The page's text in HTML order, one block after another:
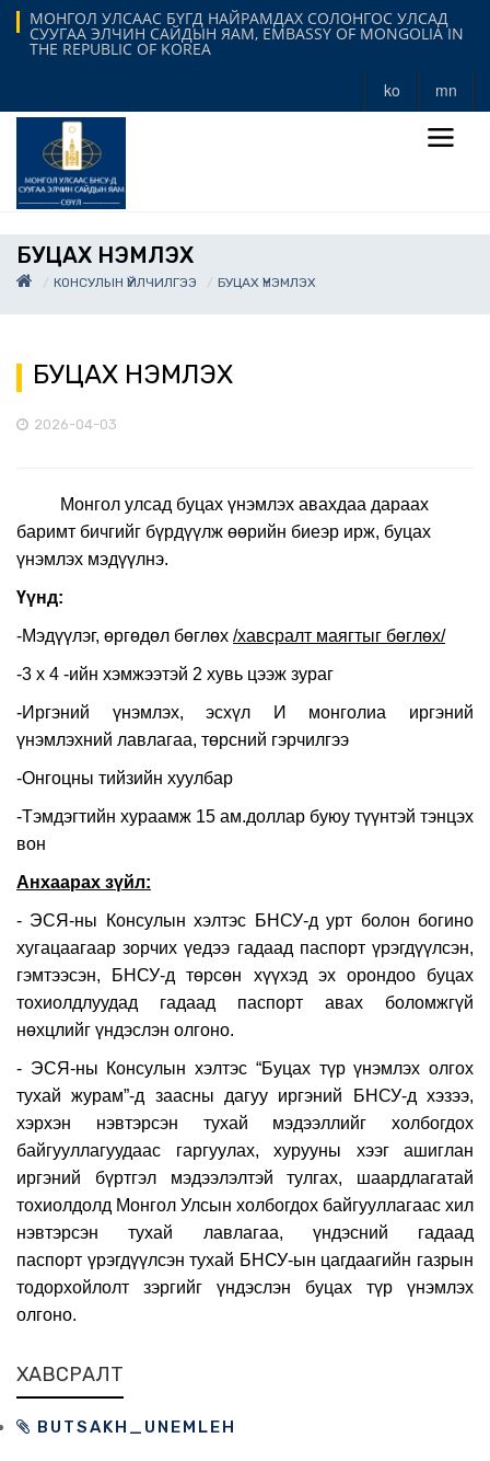
МОНГОЛ УЛСААС БҮГД НАЙРАМДАХ СОЛОНГОС УЛСАД
СУУГАА ЭЛЧИН САЙДЫН ЯАМ, EMBASSY OF MONGOLIA IN
THE REPUBLIC OF KOREA
ko mn
БУЦАХ ҮНЭМЛЭХ
КОНСУЛЫН ҮЙЛЧИЛГЭЭ БУЦАХ ҮНЭМЛЭХ
БУЦАХ ҮНЭМЛЭХ
2026-04-03
Монгол улсад буцах үнэмлэх авахдаа дараах
баримт бичгийг бүрдүүлж өөрийн биеэр ирж, буцах
үнэмлэх мэдүүлнэ.
Үүнд:
-Мэдүүлэг, өргөдөл бөглөх /хавсралт маягтыг бөглөх/
-3 х 4 -ийн хэмжээтэй 2 хувь цээж зураг
-Иргэний үнэмлэх, эсхүл И монголиа иргэний
үнэмлэхний лавлагаа, төрсний гэрчилгээ
-Онгоцны тийзийн хуулбар
-Тэмдэгтийн хураамж 15 ам.доллар буюу түүнтэй тэнцэх
вон
Анхаарах зүйл:
- ЭСЯ-ны Консулын хэлтэс БНСУ-д урт болон богино
хугацаагаар зорчих үедээ гадаад паспорт үрэгдүүлсэн,
гэмтээсэн, БНСУ-д төрсөн хүүхэд эх орондоо буцах
тохиолдлуудад гадаад паспорт авах боломжгүй
нөхцлийг үндэслэн олгоно.
- ЭСЯ-ны Консулын хэлтэс “Буцах түрүнэмлэх олгох
тухай
журам”-д заасны дагуу иргэний БНСУ-д хэзээ,
хэрхэн
нэвтэрсэн тухай мэдээллийг
холбогдох
байгууллагуудаас
гаргуулах, хурууны хээг
ашиглан
иргэний
бүртгэл мэдээлэлтэй тулгах, шаардлагатай
тохиолдолд Монгол Улсын холбогдох байгууллагаас хил
нэвтэрсэн
тухай лавлагаа, үндэсний
гадаад
паспорт үрэгдүүлсэн тухай БНСУ-ын цагдаагийн газрын
тодорхойлолт
зэргийг үндэслэн буцах түр үнэмлэх
олгоно.
ХАВСРАЛТ
BUTSAKH_UNEMLEH